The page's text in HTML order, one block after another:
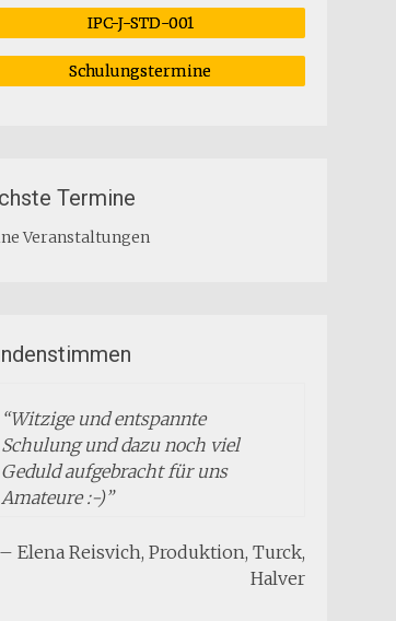
IPC-J-STD-001
Schulungstermine
Termine
Veranstaltungen
Witzige und entspannte
Schulung und dazu noch viel
Geduld aufgebracht für uns
Amateure :-)
Elena Reisvich Produktion Turck
Halver